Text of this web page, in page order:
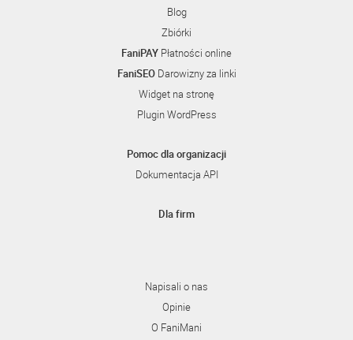
Blog
Zbiórki
FaniPAY Płatności online
FaniSEODarowizny za linki
Widget na stronę
Plugin WordPress
Pomoc dla organizacji
Dokumentacja API
Dla firm
Napisali o nas
Opinie
O FaniMani